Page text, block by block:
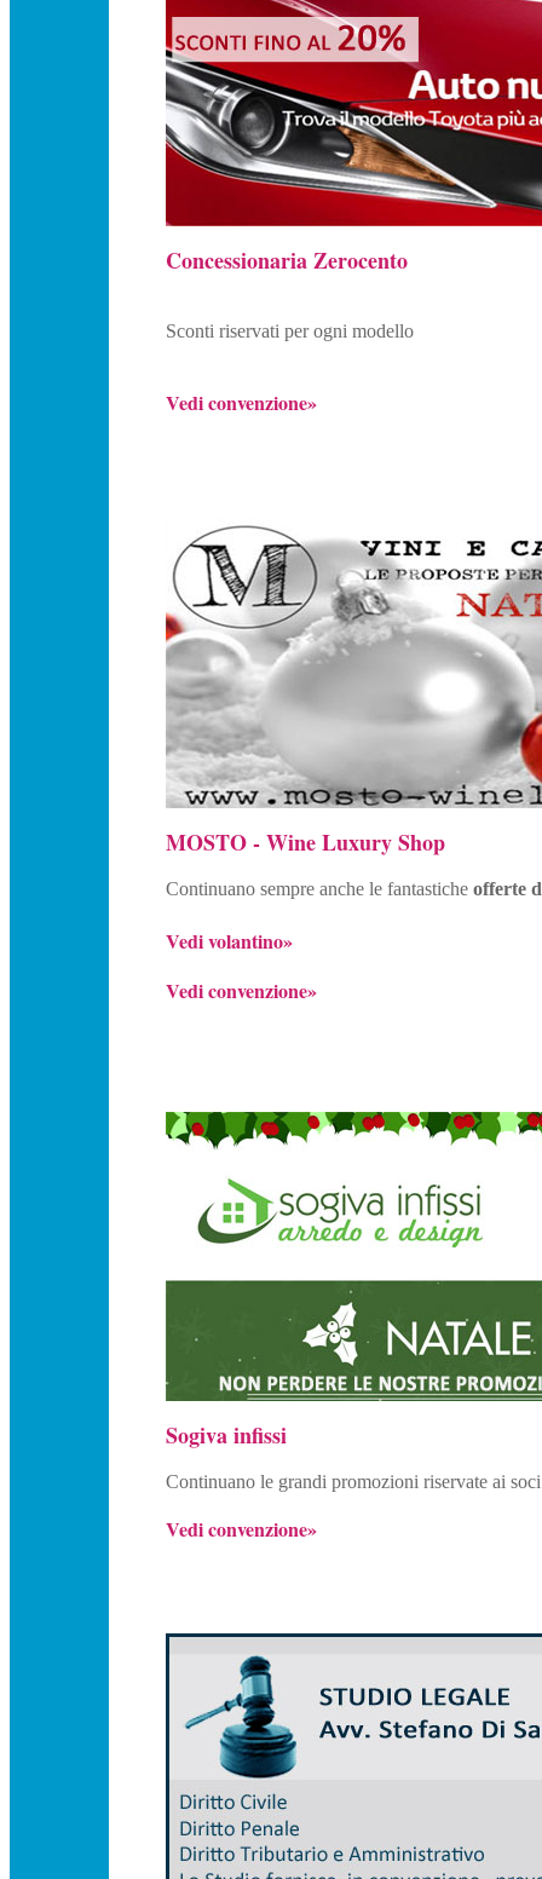
Concessionaria Zerocento
Sconti riservati per ogni modello
Vedi convenzione»
MOSTO - Wine Luxury Shop
Continuano sempre anche le fantastiche offerte
Vedi volantino»
Vedi convenzione»
Sogiva infissi
Continuano le grandi promozioni riservate ai soci
Vedi convenzione»